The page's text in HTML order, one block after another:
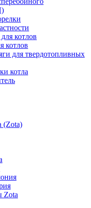
котлов
котлов
для твердотопливных
котла
(Zota)
Zota